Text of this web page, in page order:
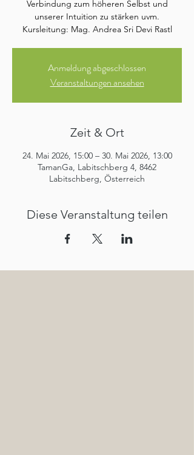
Verbindung zum höheren Selbst und
unserer Intuition zu stärken uvm.
Kursleitung: Mag. Andrea Sri Devi Rastl
Anmeldung abgeschlossen
Veranstaltungen ansehen
Zeit & Ort
24. Mai 2026, 15:00 – 30. Mai 2026, 13:00
TamanGa, Labitschberg 4, 8462
Labitschberg, Österreich
Diese Veranstaltung teilen